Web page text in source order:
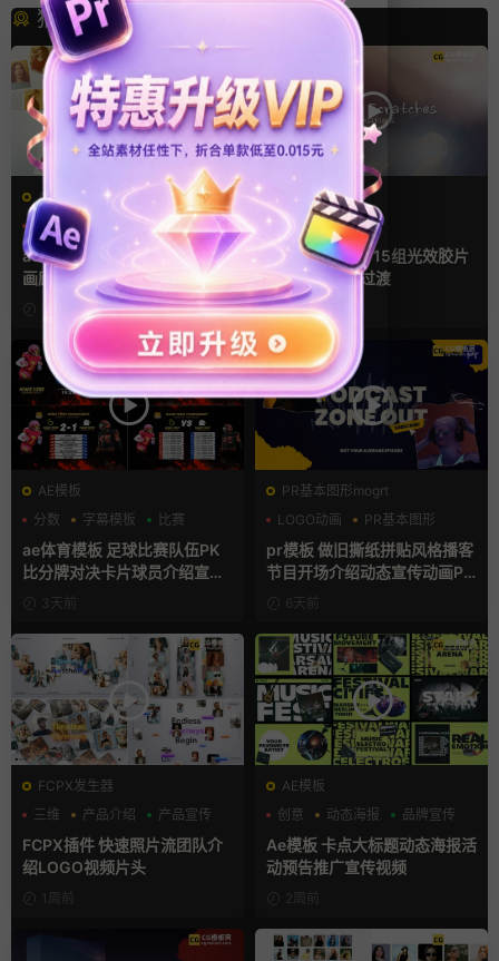
猜你喜欢
AE模板
LOGO动画
幻灯片
ae相册模板 多场景照片墙堆叠
画廊幻灯片宣传视频
16小时前
FCPX转场
光效
复古风
支持Intel+M芯片
FCPX转场插件 15组光效胶片
划痕复古视频过渡
2天前
AE模板
分数
字幕模板 比赛
ae体育模板 足球比赛队伍PK
比分牌对决卡片球员介绍宣传
视频AE模板
3天前
PR基本图形mogrt
LOGO动画
PR基本图形
复古风
pr模板 做旧撕纸拼贴风格播客
节目开场介绍动态宣传动画PR
模版6天前
FCPX发生器
三维
产品介绍 产品宣传
FCPX插件 快速照片流团队介
绍LOGO视频片头
1周前
AE模板
创意
动态海报 品牌宣传
Ae模板 卡点大标题动态海报活
动预告推广宣传视频
2周前